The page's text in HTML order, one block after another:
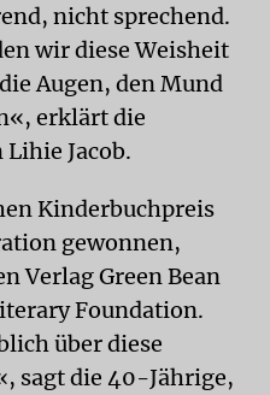
nicht sprechend.
wir diese Weisheit
Augen, den Mund
erklärt die
Jacob.
Kinderbuchpreis
gewonnen,
Verlag Green Bean
Foundation.
über diese
sagt die 40-Jährige,